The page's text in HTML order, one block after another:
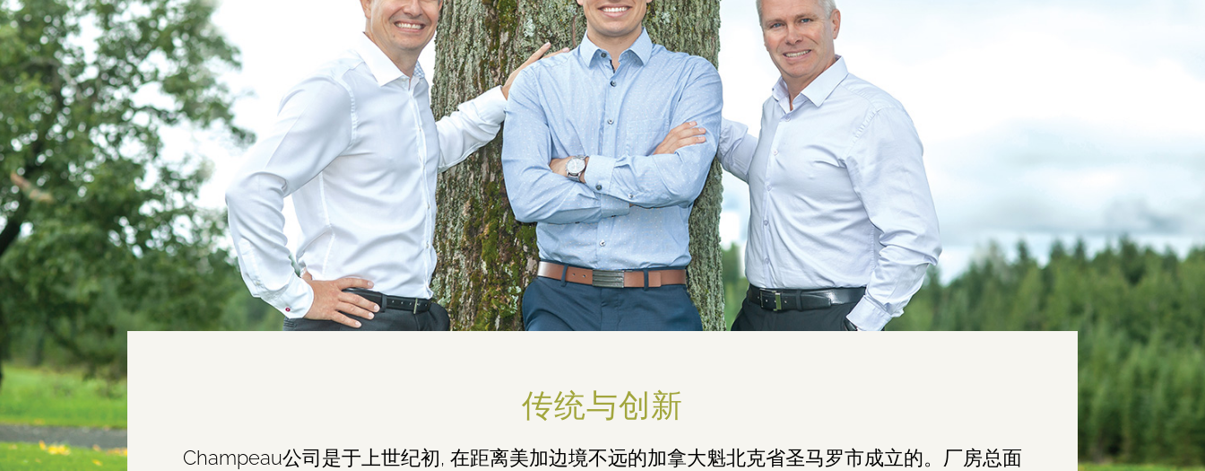
传统与创新
Champeau公司是于上世纪初, 在距离美加边境不远的加拿大魁北克省圣马罗市成立的。厂房总面